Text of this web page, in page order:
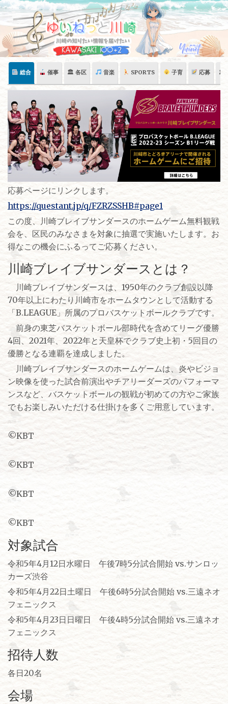
Skip
content
総合 催事 🏛 各区 音楽 SPORTS 子育 応募 🏛
応募ページにリンクします。
https://questant.jp/q/FZRZSSHB#page1
この度、川崎ブレイブサンダースのホームゲーム無料観戦
会を、区民のみなさまを対象に抽選で実施いたします。お
得なこの機会にふるってご応募ください。
川崎ブレイブサンダースとは？
川崎ブレイブサンダースは、1950年のクラブ創設以降
70年以上にわたり川崎市をホームタウンとして活動する
「B.LEAGUE」所属のプロバスケットボールクラブです。
前身の東芝バスケットボール部時代を含めてリーグ優勝
4回、2021年、2022年と天皇杯でクラブ史上初・5回目の
優勝となる連覇を達成しました。
川崎ブレイブサンダースのホームゲームは、炎やビジョ
ン映像を使った試合前演出やチアリーダーズのパフォーマ
ンスなど、バスケットボールの観戦が初めての方やご家族
でもお楽しみいただける仕掛けを多くご用意しています。
©KBT
©KBT
©KBT
©KBT
対象試合
令和5年4月12日水曜日 午後7時5分試合開始 vs.サンロッ
カーズ渋谷
令和5年4月22日土曜日 午後6時5分試合開始 vs.三遠ネオ
フェニックス
令和5年4月23日日曜日 午後4時5分試合開始 vs.三遠ネオ
フェニックス
招待人数
各日20名
会場